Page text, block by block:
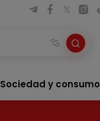
Sociedad y consumo